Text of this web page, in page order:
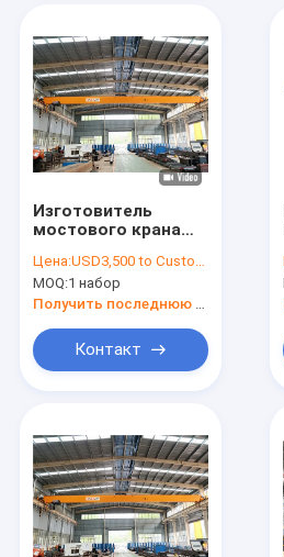
Изготовитель
мостового крана
емкостью 3t к 10t,
15t к 800ton
Цена:USD3,500 to Customized price (Negotiable)
MOQ:1 набор
Контакт